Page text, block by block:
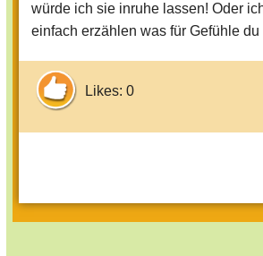
würde ich sie inruhe lassen! Oder
einfach erzählen was für Gefühle du
Likes: 0